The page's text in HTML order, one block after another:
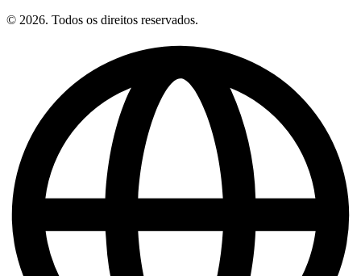
© 2026. Todos os direitos reservados.